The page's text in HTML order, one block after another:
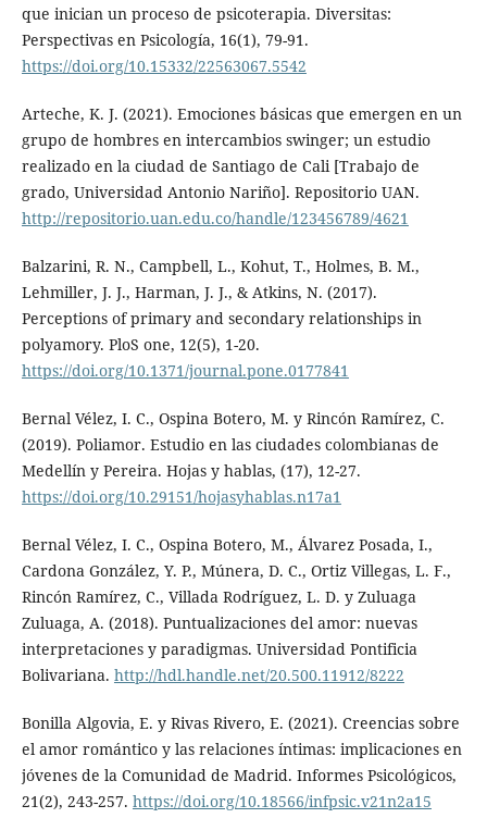
que inician un proceso de psicoterapia. Diversitas:
Perspectivas en Psicología, 16(1), 79-91.
https://doi.org/10.15332/22563067.5542
Arteche, K. J. (2021). Emociones básicas que emergen en un
grupo de hombres en intercambios swinger; un estudio
realizado en la ciudad de Santiago de Cali [Trabajo de
grado, Universidad Antonio Nariño]. Repositorio UAN.
http://repositorio.uan.edu.co/handle/123456789/4621
Balzarini, R. N., Campbell, L., Kohut, T., Holmes, B. M.,
Lehmiller, J. J., Harman, J. J., & Atkins, N. (2017).
Perceptions of primary and secondary relationships in
polyamory. PloS one, 12(5), 1-20.
https://doi.org/10.1371/journal.pone.0177841
Bernal Vélez, I. C., Ospina Botero, M. y Rincón Ramírez, C.
(2019). Poliamor. Estudio en las ciudades colombianas de
Medellín y Pereira. Hojas y hablas, (17), 12-27.
https://doi.org/10.29151/hojasyhablas.n17a1
Bernal Vélez, I. C., Ospina Botero, M., Álvarez Posada, I.,
Cardona González, Y. P., Múnera, D. C., Ortiz Villegas, L. F.,
Rincón Ramírez, C., Villada Rodríguez, L. D. y Zuluaga
Zuluaga, A. (2018). Puntualizaciones del amor: nuevas
interpretaciones y paradigmas. Universidad Pontificia
Bolivariana. http://hdl.handle.net/20.500.11912/8222
Bonilla Algovia, E. y Rivas Rivero, E. (2021). Creencias sobre
el amor romántico y las relaciones íntimas: implicaciones en
jóvenes de la Comunidad de Madrid. Informes Psicológicos,
21(2), 243-257. https://doi.org/10.18566/infpsic.v21n2a15